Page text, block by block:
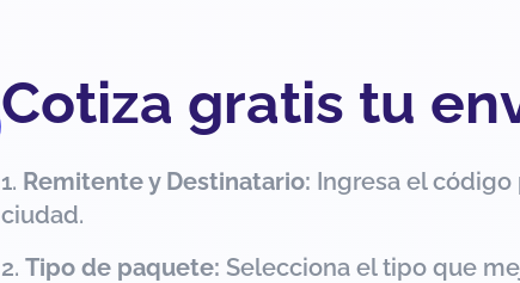
Cotiza gratis tu
Remitente y Destinatario: Ingresa el
ciudad.
Tipo de paquete: Selecciona el tipo que